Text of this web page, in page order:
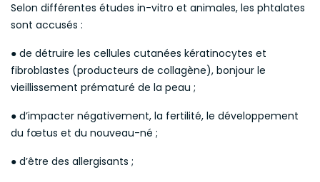
Selon différentes études in-vitro et animales, les phtalates
sont accusés :
● de détruire les cellules cutanées kératinocytes et
fibroblastes (producteurs de collagène), bonjour le
vieillissement prématuré de la peau ;
● d’impacter négativement, la fertilité, le développement
du fœtus et du nouveau-né ;
● d’être des allergisants ;